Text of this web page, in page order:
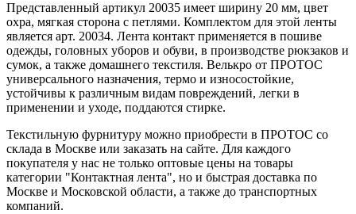
Представленный артикул 20035 имеет ширину 20 мм, цвет
охра, мягкая сторона с петлями. Комплектом для этой ленты
является арт. 20034. Лента контакт применяется в пошиве
одежды, головных уборов и обуви, в производстве рюкзаков и
сумок, а также домашнего текстиля. Велькро от ПРОТОС
универсального назначения, термо и износостойкие,
устойчивы к различным видам повреждений, легки в
применении и уходе, поддаются стирке.
Текстильную фурнитуру можно приобрести в ПРОТОС со
склада в Москве или заказать на сайте. Для каждого
покупателя у нас не только оптовые цены на товары
категории "Контактная лента", но и быстрая доставка по
Москве и Московской области, а также до транспортных
компаний.